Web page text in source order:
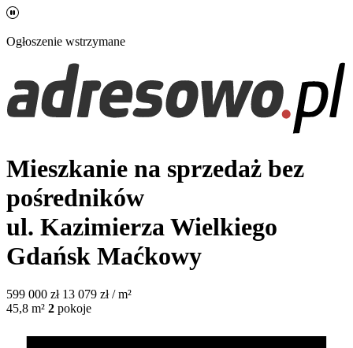
Ogłoszenie wstrzymane
Mieszkanie na sprzedaż bez
pośredników
ul. Kazimierza Wielkiego
Gdańsk Maćkowy
599 000 zł 13 079 zł / m²
45,8 m² 2 pokoje